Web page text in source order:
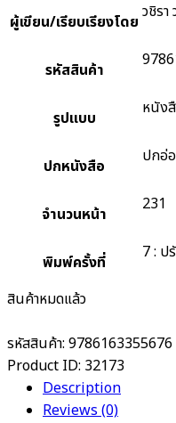
ผู้เขียน/เรียบเรียงโดย วชิรา
รหัสสินค้า
รูปแบบ หนัง
ปกหนังสือ ปกอ่
จำนวนหน้า 231
พิมพ์ครั้งที่ 7 : ป
สินค้าหมดแล้ว
รหัสสินค้า: 9786163355676
Product ID: 32173
Description
Reviews (0)